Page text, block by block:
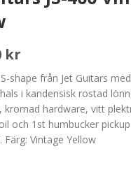
kr
shape från Jet Guitars
i kandensisk rostad
kromad hardware, vitt
och 1st humbucker
Färg: Vintage Yellow